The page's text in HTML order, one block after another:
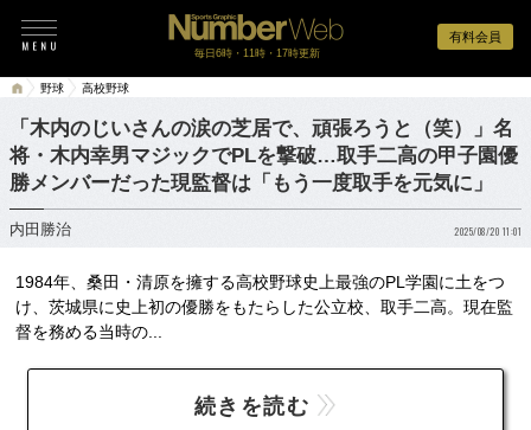
有料会員
毎日6時・11時・17時更新
野球 高校野球
「木内のじいさんの涙の芝居で、頑張ろうと（笑）」名
将・木内幸男マジックでPLを撃破…取手二高の甲子園優
勝メンバーだった現監督は「もう一度取手を元気に」
内田勝治 2025/08/20 11:01
1984年、桑田・清原を擁する高校野球史上最強のPL学園に土をつ
け、茨城県に史上初の優勝をもたらした公立校、取手二高。現在監
督を務める当時の...
続きを読む